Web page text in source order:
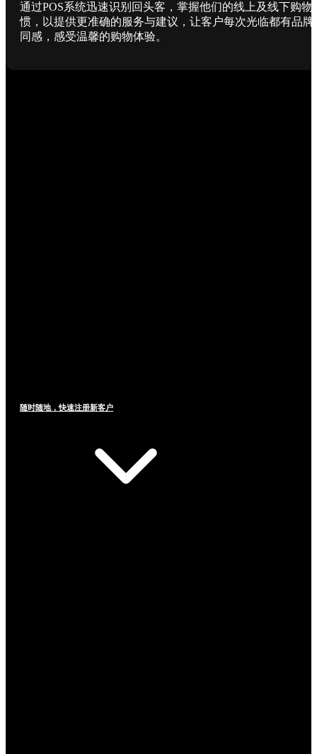
通过POS系统迅速识别回头客，掌握他们的线上及线下购物
惯，以提供更准确的服务与建议，让客户每次光临都有品牌
同感，感受温馨的购物体验。
随时随地，快速注册新客户